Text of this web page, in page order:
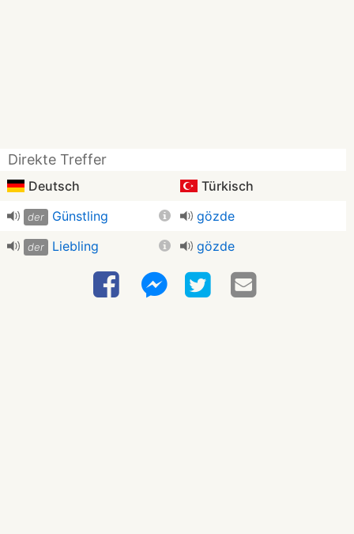
Direkte Treffer
Deutsch Türkisch
der Günstling gözde
der Liebling gözde